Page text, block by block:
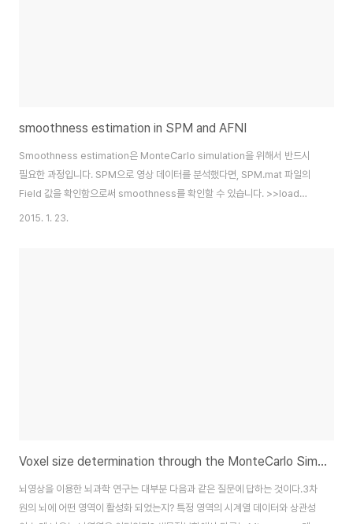
smoothness estimation in SPM and AFNI
Smoothness estimation은 MonteCarlo simulation을 위해서 반드시
필요한 과정입니다. SPM으로 영상 데이터를 분석했다면, SPM.mat 파일의
Field 값을 확인함으로써 smoothness를 확인할 수 있습니다. >>load
SPM; % SPM 결과 파일이 저장된 폴더에서 실행 >>M = SPM.xVol.M; %
2015. 1. 23.
Voxel size determination through the MonteCarlo Simulation in AFNI
뇌영상을 이용한 뇌과학 연구는 대부분 다음과 같은 질문에 답하는 것이다.3차
원의 뇌에 어떤 영역이 활성화 되었는지? 특정 영역의 시계열 데이터와 상관성